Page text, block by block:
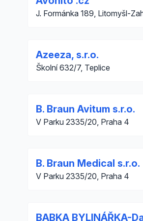
J. Formánka 189, Litomyšl-
Azeeza, s.r.o.
Školní 632/7, Teplice
B. Braun Avitum s.r.o.
V Parku 2335/20, Praha 4
B. Braun Medical s.r.o.
V Parku 2335/20, Praha 4
BABKA BYLINÁŘKA-